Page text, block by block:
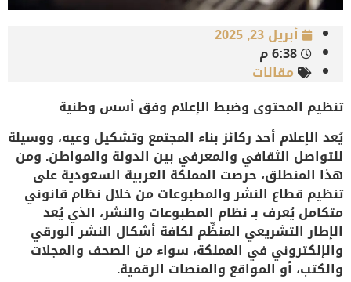
أبريل 23, 2025
6:38 م
مقالات
تنظيم المحتوى وضبط الإعلام وفق أسس وطنية
يُعد الإعلام أحد ركائز بناء المجتمع وتشكيل وعيه، ووسيلة
للتواصل الثقافي والمعرفي بين الدولة والمواطن. ومن
هذا المنطلق، حرصت المملكة العربية السعودية على
تنظيم قطاع النشر والمطبوعات من خلال نظام قانوني
متكامل يُعرف بـنظام المطبوعات والنشر، الذي يُعد
الإطار التشريعي المنظِّم لكافة أشكال النشر الورقي
والإلكتروني في المملكة، سواء من الصحف والمجلات
والكتب، أو المواقع والمنصات الرقمية.